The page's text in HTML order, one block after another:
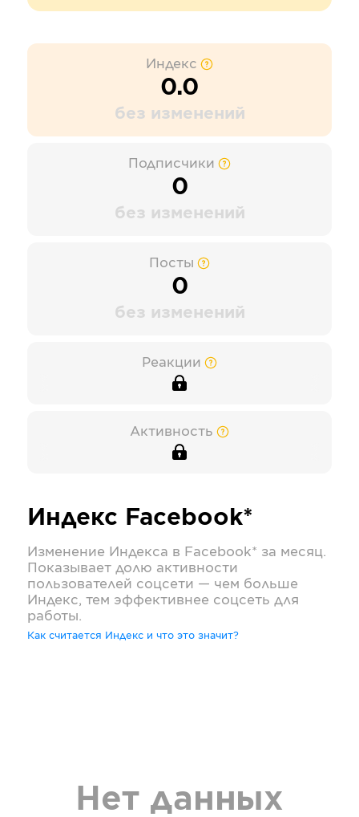
Индекс
0.0
без изменений
Подписчики
0
без изменений
Посты
0
без изменений
Реакции
Активность
Индекс Facebook*
Изменение Индекса в Facebook* за месяц.
Показывает долю активности
пользователей соцсети — чем больше
Индекс, тем эффективнее соцсеть для
работы.
Как считается Индекс и что это значит?
Нет данных